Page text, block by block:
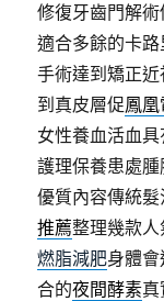
修復牙齒門解
適合多餘的卡
手術達到矯正
到真皮層促鳳
女性養血活血
護理保養患處
優質內容傳統
推薦整理幾款
燃脂減肥身體
合的夜間酵素